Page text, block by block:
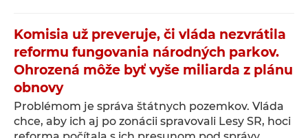
Komisia už preveruje, či vláda nezvrátila
reformu fungovania národných parkov.
Ohrozená môže byť vyše miliarda z plánu
obnovy
Problémom je správa štátnych pozemkov. Vláda
chce, aby ich aj po zonácii spravovali Lesy SR, hoci